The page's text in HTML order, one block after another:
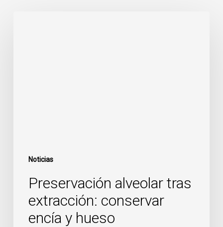
Noticias
Preservación alveolar tras
extracción: conservar
encía y hueso